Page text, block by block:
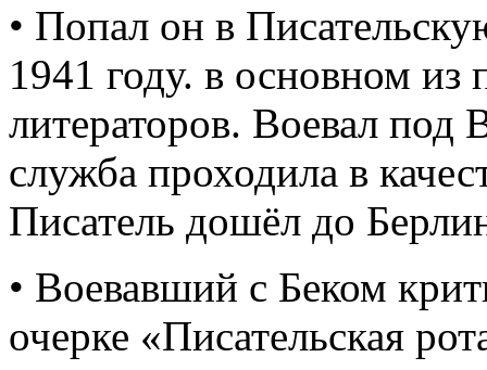
• Попал он в
1941 году. в основном из
литераторов. Воевал под
служба проходила в
Писатель дошёл до
• Воевавший с Беком
очерке «Писательская